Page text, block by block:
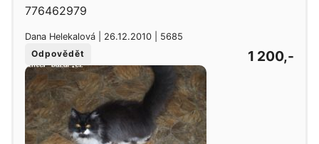
776462979
Dana Helekalová | 26.12.2010 | 5685
Odpovědět
1 200,-